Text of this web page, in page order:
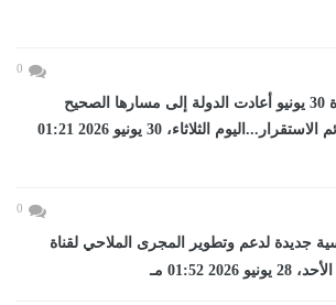
0
برلماني: ثورة 30 يونيو أعادت الدولة إلى مسارها الصحيح
ورسخت دعائم الاستقرار...اليوم الثلاثاء، 30 يونيو 2026 01:21
0
جديدة لدعم وتطوير المجرى الملاحي لقناة
2026 01:52 مـ